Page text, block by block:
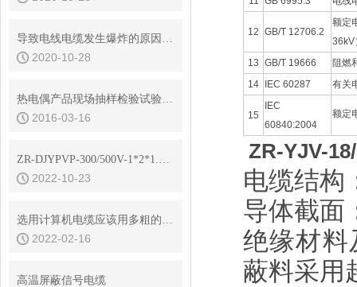
导致电线电缆发生爆炸的原因有哪些？
2020-10-28
热电偶产品现场抽样检验试验装置策划与设计
2016-03-16
ZR-DJYPVP-300/500V-1*2*1.5产品结构
2022-10-23
选用计算机电缆应该用多粗的电缆，有哪些标准？
2022-02-16
高温屏蔽信号电缆
12 GB/T 12706.2
额定
36kV
13 GB/T 19666
阻燃
14
IEC 60287 有关
15
IEC
60840:2004
额定
ZR-YJV-
电缆结构
导体截面
绝缘材料
蔽料采用